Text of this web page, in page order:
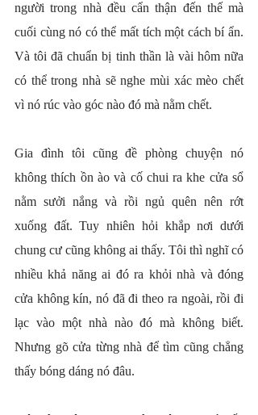
người trong nhà đều cẩn thận đến thế mà
cuối cùng nó có thể mất tích một cách bí ẩn.
Và tôi đã chuẩn bị tinh thần là vài hôm nữa
có thể trong nhà sẽ nghe mùi xác mèo chết
vì nó rúc vào góc nào đó mà nằm chết.
Gia đình tôi cũng đề phòng chuyện nó
không thích ồn ào và cố chui ra khe cửa sổ
nằm sưởi nắng và rồi ngủ quên nên rớt
xuống đất. Tuy nhiên hỏi khắp nơi dưới
chung cư cũng không ai thấy. Tôi thì nghĩ có
nhiều khả năng ai đó ra khỏi nhà và đóng
cửa không kín, nó đã đi theo ra ngoài, rồi đi
lạc vào một nhà nào đó mà không biết.
Nhưng gõ cửa từng nhà để tìm cũng chẳng
thấy bóng dáng nó đâu.